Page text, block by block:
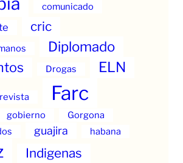
comunicado
cric
Diplomado
Drogas ELN
Farc
gobierno
Gorgona
guajira habana
Indigenas